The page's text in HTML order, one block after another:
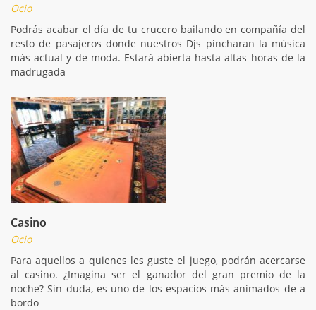
Ocio
Podrás acabar el día de tu crucero bailando en compañía del
resto de pasajeros donde nuestros Djs pincharan la música
más actual y de moda. Estará abierta hasta altas horas de la
madrugada
Casino
Ocio
Para aquellos a quienes les guste el juego, podrán acercarse
al casino. ¿Imagina ser el ganador del gran premio de la
noche? Sin duda, es uno de los espacios más animados de a
bordo